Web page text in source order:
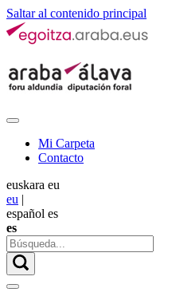
Saltar al contenido principal
Mi Carpeta
Contacto
euskara eu
eu |
español es
es